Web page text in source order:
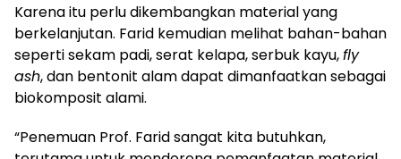
Karena itu perlu dikembangkan material yang
berkelanjutan. Farid kemudian melihat bahan-bahan
seperti sekam padi, serat kelapa, serbuk kayu,fly
ash, dan bentonit alam dapat dimanfaatkan sebagai
biokomposit alami.
“Penemuan Prof. Farid sangat kita butuhkan,